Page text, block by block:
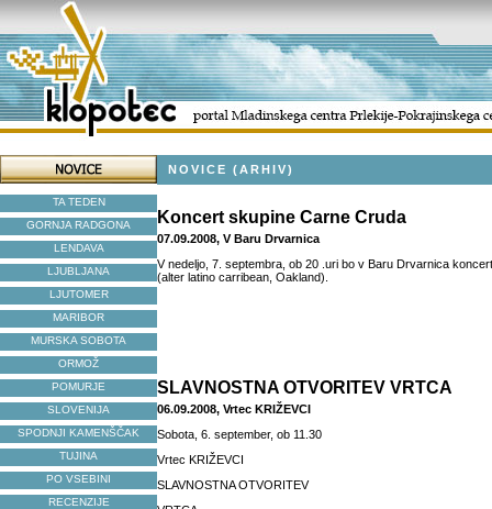
TA TEDEN
GORNJA RADGONA
LENDAVA
LJUBLJANA
LJUTOMER
MARIBOR
MURSKA SOBOTA
ORMOŽ
POMURJE
SLOVENIJA
SPODNJI KAMENŠČAK
TUJINA
PO VSEBINI
RECENZIJE
NOVICE (ARHIV)
Koncert skupine Carne Cruda
07.09.2008, V Baru Drvarnica
V nedeljo, 7. septembra, ob 20 .uri bo v Baru Drvarnica
(alter latino carribean, Oakland).
SLAVNOSTNA OTVORITEV VRTCA
06.09.2008, Vrtec KRIŽEVCI
Sobota, 6. september, ob 11.30
Vrtec KRIŽEVCI
SLAVNOSTNA OTVORITEV